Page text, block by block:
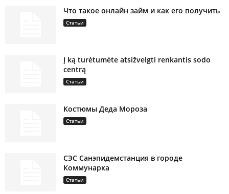
Что такое онлайн займ и как его получить
Статьи
Į ką turėtumėte atsižvelgti renkantis sodo
centrą
Статьи
Костюмы Деда Мороза
Статьи
СЭС Санэпидемстанция в городе
Коммунарка
Статьи